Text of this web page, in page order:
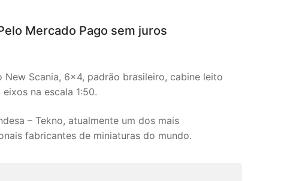
Mercado Pago sem juros
New Scania, 6×4, padrão brasileiro, cabine leito
na escala 1:50.
– Tekno, atualmente um dos mais
fabricantes de miniaturas do mundo.